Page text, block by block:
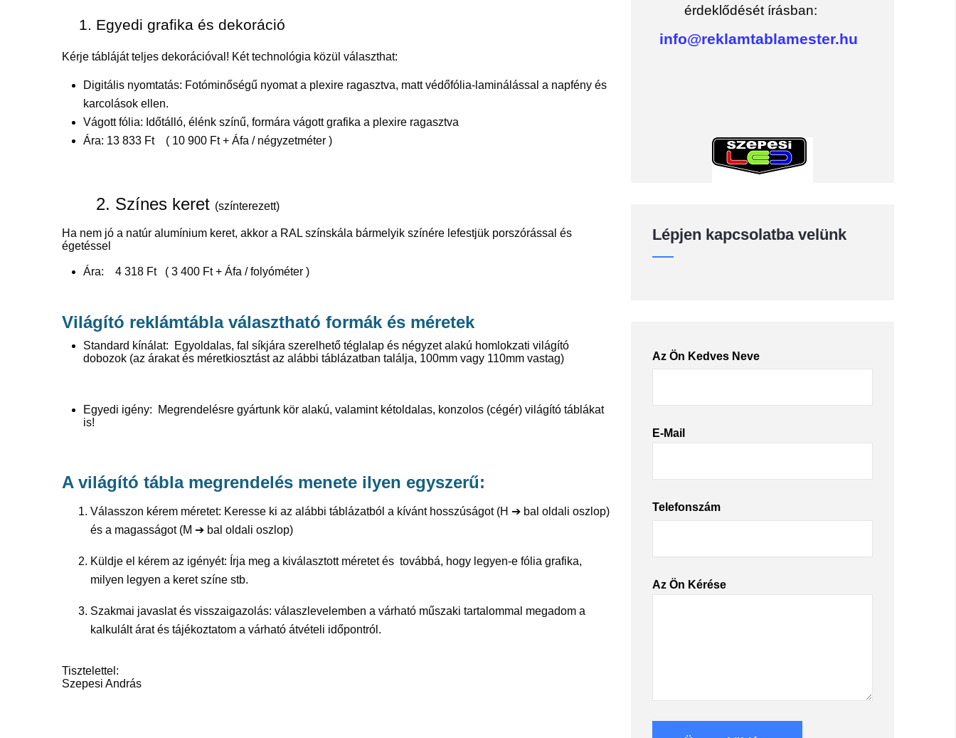
1. Egyedi grafika és dekoráció
Kérje tábláját teljes dekorációval! Két technológia közül választhat:
Digitális nyomtatás: Fotóminőségű nyomat a plexire ragasztva, matt védőfólia-laminálással a napfény és
karcolások ellen.
Vágott fólia: Időtálló, élénk színű, formára vágott grafika a plexire ragasztva
Ára: 13 833 Ft ( 10 900 Ft + Áfa / négyzetméter )
2. Színes keret (színterezett)
Ha nem jó a natúr alumínium keret, akkor a RAL színskála bármelyik színére lefestjük porszórással és
égetéssel
Ára: 4 318 Ft ( 3 400 Ft + Áfa / folyóméter )
Világító reklámtábla választható formák és méretek
Standard kínálat: Egyoldalas, fal síkjára szerelhető téglalap és négyzet alakú homlokzati világító
dobozok (az árakat és méretkiosztást az alábbi táblázatban találja, 100mm vagy 110mm vastag)
Egyedi igény: Megrendelésre gyártunk kör alakú, valamint kétoldalas, konzolos (cégér) világító táblákat
is!
A világító tábla megrendelés menete ilyen egyszerű:
Válasszon kérem méretet: Keresse ki az alábbi táblázatból a kívánt hosszúságot (H ➔ bal oldali oszlop)
és a magasságot (M ➔ bal oldali oszlop)
Küldje el kérem az igényét: Írja meg a kiválasztott méretet és továbbá, hogy legyen-e fólia grafika,
milyen legyen a keret színe stb.
Szakmai javaslat és visszaigazolás: válaszlevelemben a várható műszaki tartalommal megadom a
kalkulált árat és tájékoztatom a várható átvételi időpontról.
Tisztelettel:
Szepesi András
érdeklődését írásban:
info@reklamtablamester.hu
Lépjen kapcsolatba velünk
Az Ön Kedves Neve
E-Mail
Telefonszám
Az Ön Kérése